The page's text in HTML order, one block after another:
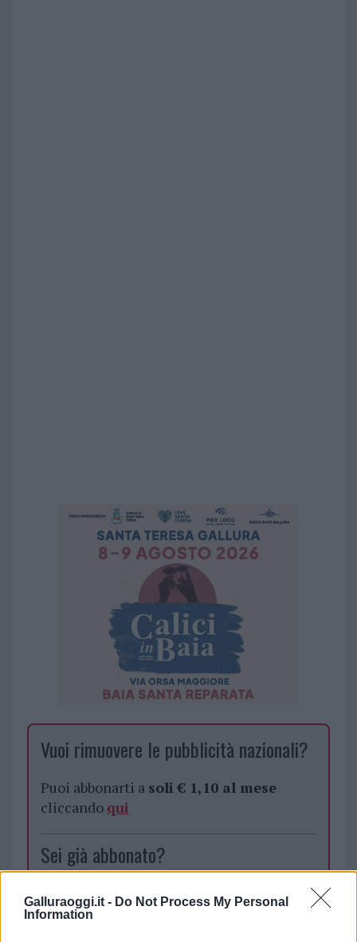
Galluraoggi.it - Do Not Process My Personal
Information
Vuoi rimuovere le pubblicità nazionali?
Puoi abbonarti a soli € 1,10 al mese
cliccando qui
Sei già abbonato?
Puoi effettuare l'accesso andando nella
sezione
dal menù del sito o